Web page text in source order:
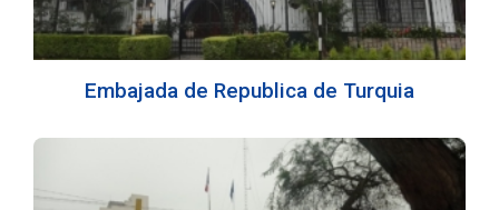
Embajada de Republica de Turquia